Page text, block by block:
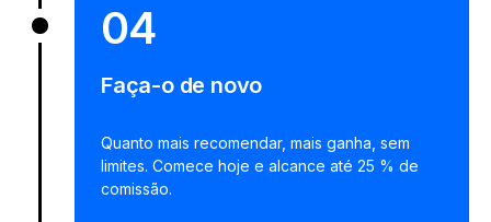
04
Faça-o de novo
Quanto mais recomendar, mais ganha, sem
limites. Comece hoje e alcance até 25 % de
comissão.